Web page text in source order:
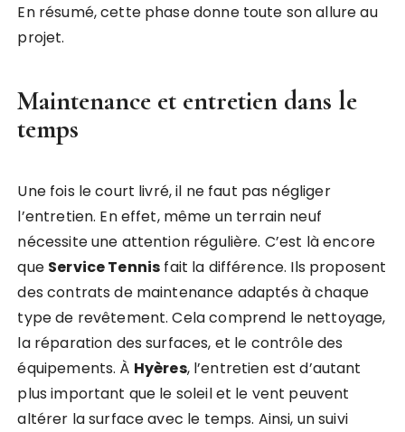
En résumé, cette phase donne toute son allure au
projet.
Maintenance et entretien dans le
temps
Une fois le court livré, il ne faut pas négliger
l’entretien. En effet, même un terrain neuf
nécessite une attention régulière. C’est là encore
que Service Tennis fait la différence. Ils proposent
des contrats de maintenance adaptés à chaque
type de revêtement. Cela comprend le nettoyage,
la réparation des surfaces, et le contrôle des
équipements. À Hyères, l’entretien est d’autant
plus important que le soleil et le vent peuvent
altérer la surface avec le temps. Ainsi, un suivi